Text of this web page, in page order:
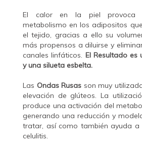
El calor en la piel provoca
metabolismo en los adipositos
el tejido, gracias a ello su
más propensos a diluirse y
canales linfáticos. El Resultado
y una silueta esbelta.
Las Ondas Rusas son muy
elevación de glúteos. La
produce una activación del
generando una reducción y
tratar, así como también ayuda a
celulitis.